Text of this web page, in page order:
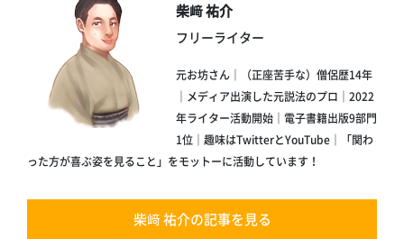
柴﨑 祐介
フリーライター
元お坊さん｜（正座苦手な）僧侶歴14年
｜メディア出演した元説法のプロ｜2022
年ライター活動開始｜電子書籍出版9部門
1位｜趣味はTwitterとYouTube｜「関わ
った方が喜ぶ姿を見ること」をモットーに活動しています！
柴﨑 祐介の記事を見る